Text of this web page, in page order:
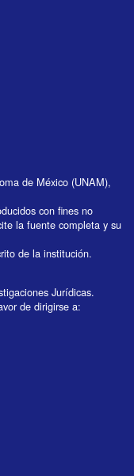
de México (UNAM),
con fines no
la fuente completa y su
de la institución.
Jurídicas.
de dirigirse a: